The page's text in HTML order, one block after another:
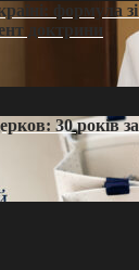
формула
доктрини
30 років